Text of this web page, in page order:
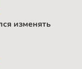
изменять